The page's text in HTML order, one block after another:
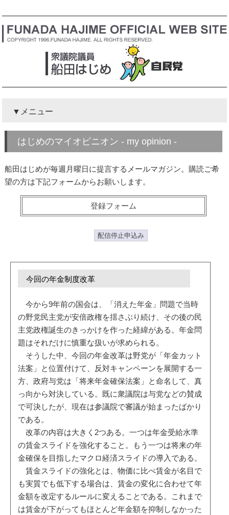
メニュー
はじめのマイオピニオン - my opinion -
船田はじめが毎週月曜日に提言するメールマガジン。購読ご希
望の方は下記フォームからお願いします。
登録フォーム
配信停止申込み
今回の年金制度改革
今から9年前の国会は、「消えた年金」問題で当時
の野党民主党が安倍政権を揺さぶり続け、その後の民
主党政権誕生のきっかけを作った経緯がある。年金問
題はそれだけに慎重な扱いが求められる。
そうした中、今回の年金改革は野党が「年金カット
法案」と位置付けて、反対キャンペーンを展開する一
方、政府与党は「将来年金確保法案」と命名して、真
っ向から対決している。既に衆議院は与党などの賛成
で可決したが、現在は参議院で審議が始まったばかり
である。
改革の内容は大きく2つある。一つは年金受給水準
の賃金スライドを強化すること。もう一つは将来の年
金確保を目指したマクロ経済スライドの導入である。
賃金スライドの強化とは、物価に比べ賃金が名目で
も実質でも低下する場合は、賃金の変化に合わせて年
金額を改定するルールに変えることである。これまで
は賃金が下がってもほとんど年金額を抑制しなかった